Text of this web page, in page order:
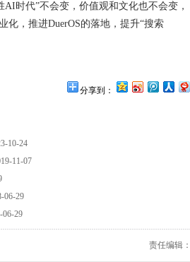
时代”不会变，价值观和文化也不会变，
化，推进DuerOS的落地，提升“搜索
分享到：
10-24
11-07
06-29
06-29
责任编辑：